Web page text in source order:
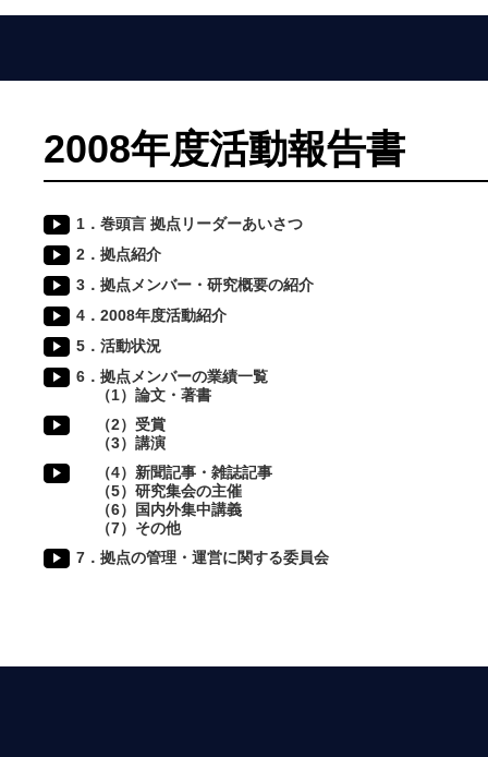
2008年度活動報告書
1．巻頭言 拠点リーダーあいさつ
2．拠点紹介
3．拠点メンバー・研究概要の紹介
4．2008年度活動紹介
5．活動状況
6．拠点メンバーの業績一覧
（1）論文・著書
（2）受賞
（3）講演
（4）新聞記事・雑誌記事
（5）研究集会の主催
（6）国内外集中講義
（7）その他
7．拠点の管理・運営に関する委員会